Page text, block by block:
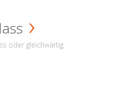
oder gleichwärtig